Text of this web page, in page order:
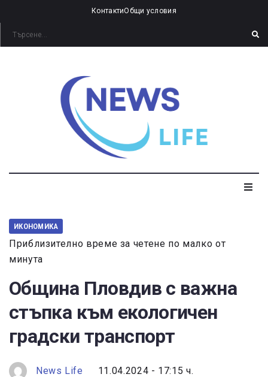
КонтактиОбщи условия
ИКОНОМИКА
Приблизително време за четене по малко от
минута
Община Пловдив с важна
стъпка към екологичен
градски транспорт
News Life 11.04.2024 - 17:15 ч.